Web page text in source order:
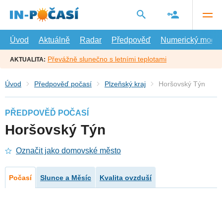
hlavní
Úvod
Aktuálně Radar Předpověď Numerický model
AKTUALITA: Převážně slunečno s letními teplotami
Úvod Předpověď počasí Plzeňský kraj Horšovský Týn
PŘEDPOVĚĎ POČASÍ
Horšovský Týn
Označit jako domovské město
Počasí Slunce a Měsíc Kvalita ovzduší